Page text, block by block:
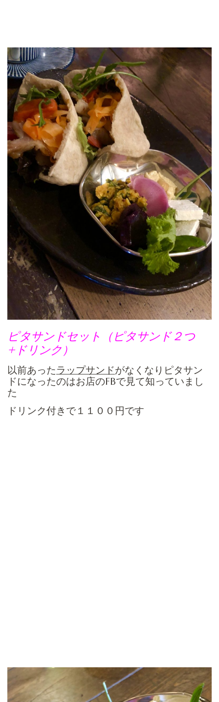
ピタサンドセット（ピタサンド２つ
+ドリンク）
以前あったラップサンドがなくなりピタサン
ドになったのはお店のFBで見て知っていまし
た
ドリンク付きで１１００円です